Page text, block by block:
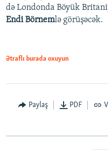
də Londonda Böyük
Endi Börnemlə görüşəcək.
Ətraflı burada oxuyun
Paylaş PDF